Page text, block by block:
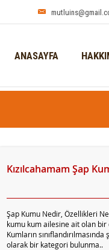
ANASAYFA
Kızılcahamam Şap
Şap Kumu Nedir, Özellikleri
kumu kum ailesine ait olan bir
Kumların sınıflandırılmasında
olarak bir kategori bulunma..